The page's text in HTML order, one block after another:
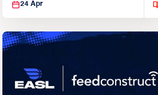
24 Apr